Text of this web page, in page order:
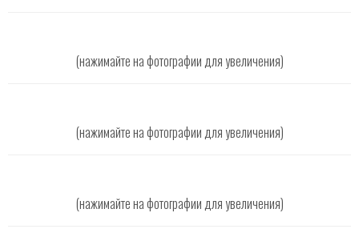
(нажимайте на фотографии для увеличения)
(нажимайте на фотографии для увеличения)
(нажимайте на фотографии для увеличения)